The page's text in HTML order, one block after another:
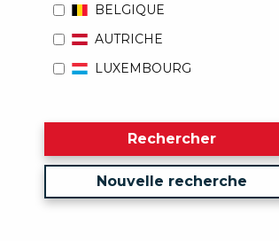
BELGIQUE
AUTRICHE
LUXEMBOURG
Rechercher
Nouvelle recherche